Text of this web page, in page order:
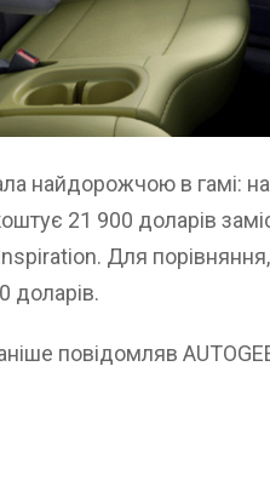
найдорожчою в гамі:
21 900 доларів
Для
доларів.
повідомляв